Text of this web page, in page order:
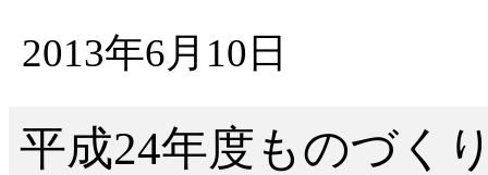
2013年6月10日
平成24年度ものづく